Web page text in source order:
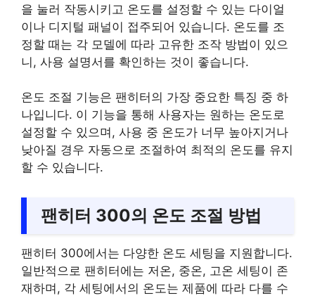
을 눌러 작동시키고 온도를 설정할 수 있는 다이얼
이나 디지털 패널이 접주되어 있습니다. 온도를 조
정할 때는 각 모델에 따라 고유한 조작 방법이 있으
니, 사용 설명서를 확인하는 것이 좋습니다.
온도 조절 기능은 팬히터의 가장 중요한 특징 중 하
나입니다. 이 기능을 통해 사용자는 원하는 온도로
설정할 수 있으며, 사용 중 온도가 너무 높아지거나
낮아질 경우 자동으로 조절하여 최적의 온도를 유지
할 수 있습니다.
팬히터 300의 온도 조절 방법
팬히터 300에서는 다양한 온도 세팅을 지원합니다.
일반적으로 팬히터에는 저온, 중온, 고온 세팅이 존
재하며, 각 세팅에서의 온도는 제품에 따라 다를 수